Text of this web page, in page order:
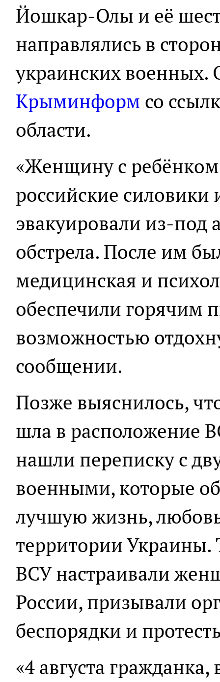
Йошкар-Олы и её
направлялись в
украинских военных.
Крыминформ со
области.
«Женщину с
российские силовики
эвакуировали из-под
обстрела. После им
медицинская и
обеспечили горячим
возможностью
сообщении.
Позже выяснилось,
шла в расположение
нашли переписку с
военными, которые
лучшую жизнь,
территории
ВСУ настраивали
России, призывали
беспорядки и
«4 августа